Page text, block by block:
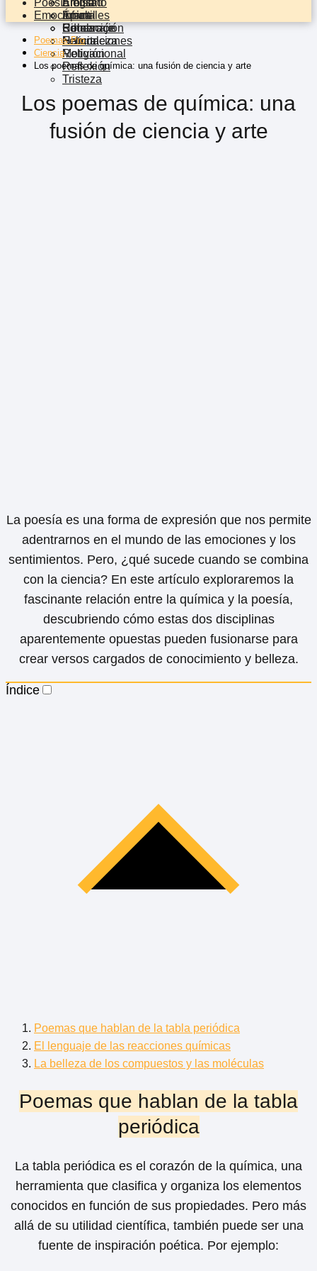
Épica
Rimas
Infantil
Celebración
Felicitaciones
Animales
Educación
Naturaleza
Religión
Emocional
Homenaje
Humor
Motivacional
Reflexión
Tristeza
Poemas Pro
Ciencia
Los poemas de química: una fusión de ciencia y arte
Los poemas de química: una
fusión de ciencia y arte
La poesía es una forma de expresión que nos permite
adentrarnos en el mundo de las emociones y los
sentimientos. Pero, ¿qué sucede cuando se combina
con la ciencia? En este artículo exploraremos la
fascinante relación entre la química y la poesía,
descubriendo cómo estas dos disciplinas
aparentemente opuestas pueden fusionarse para
crear versos cargados de conocimiento y belleza.
Índice
Poemas que hablan de la tabla periódica
El lenguaje de las reacciones químicas
La belleza de los compuestos y las moléculas
Poemas que hablan de la tabla
periódica
La tabla periódica es el corazón de la química, una
herramienta que clasifica y organiza los elementos
conocidos en función de sus propiedades. Pero más
allá de su utilidad científica, también puede ser una
fuente de inspiración poética. Por ejemplo: